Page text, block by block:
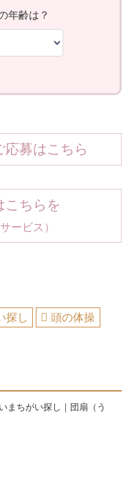
募はこちら
こちらを
ービス）
探し 頭の体操
まちがい探し｜団扇（う